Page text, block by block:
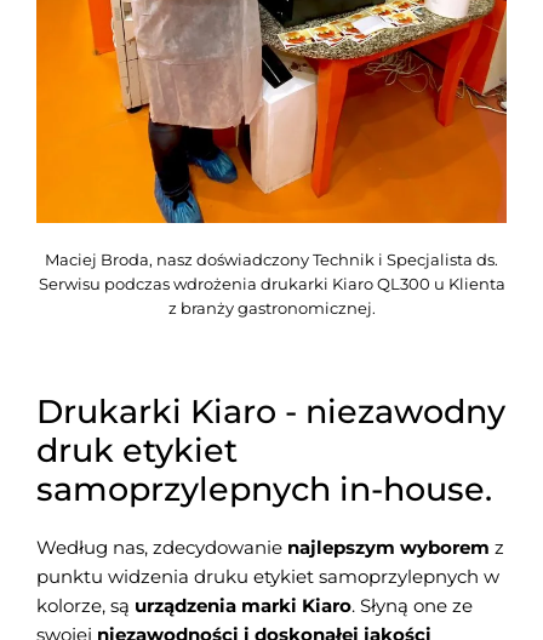
Maciej Broda, nasz doświadczony Technik i Specjalista ds.
Serwisu podczas wdrożenia drukarki Kiaro QL300 u Klienta
z branży gastronomicznej.
Drukarki Kiaro - niezawodny
druk etykiet
samoprzylepnych in-house.
Według nas, zdecydowanie najlepszym wyborem z
punktu widzenia druku etykiet samoprzylepnych w
kolorze, są urządzenia marki Kiaro. Słyną one ze
swojej niezawodności i doskonałej jakości